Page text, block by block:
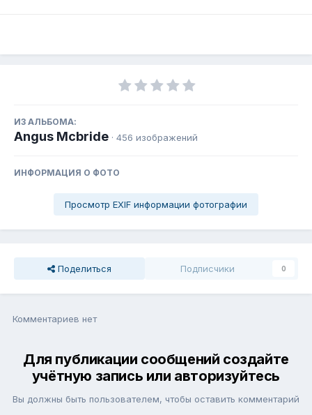
ИЗ АЛЬБОМА:
Angus Mcbride · 456 изображений
ИНФОРМАЦИЯ О ФОТО
Просмотр EXIF информации фотографии
Поделиться Подписчики 0
Комментариев нет
Для публикации сообщений создайте
учётную запись или авторизуйтесь
Вы должны быть пользователем, чтобы оставить комментарий